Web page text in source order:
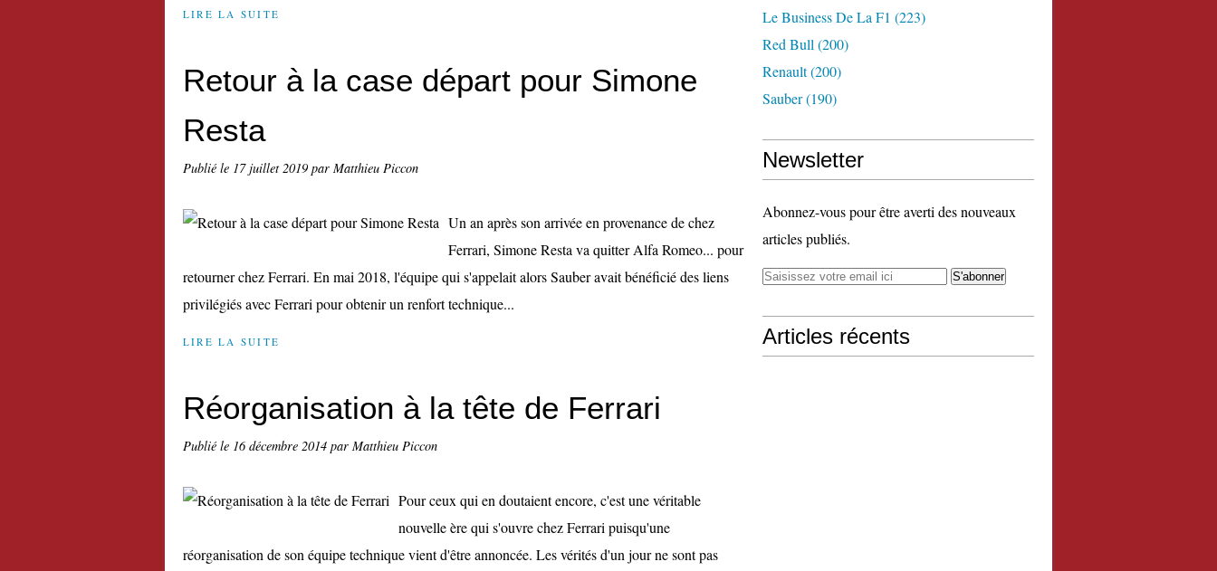
LIRE LA SUITE
Retour à la case départ pour Simone
Resta
Publié le 17 juillet 2019 par Matthieu Piccon
Un an après son arrivée en provenance de chez
Ferrari, Simone Resta va quitter Alfa Romeo... pour
retourner chez Ferrari. En mai 2018, l'équipe qui s'appelait alors Sauber avait bénéficié des liens
privilégiés avec Ferrari pour obtenir un renfort technique...
LIRE LA SUITE
Réorganisation à la tête de Ferrari
Publié le 16 décembre 2014 par Matthieu Piccon
Pour ceux qui en doutaient encore, c'est une véritable
nouvelle ère qui s'ouvre chez Ferrari puisqu'une
réorganisation de son équipe technique vient d'être annoncée. Les vérités d'un jour ne sont pas
Le Business De La F1 (223)
Red Bull (200)
Renault(200)
Sauber(190)
Newsletter
Abonnez-vous pour être averti des nouveaux
articles publiés.
Articles récents